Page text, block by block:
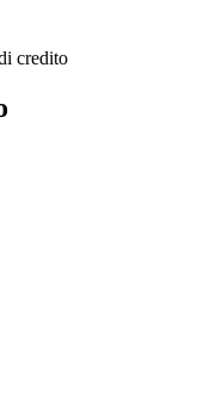
credito